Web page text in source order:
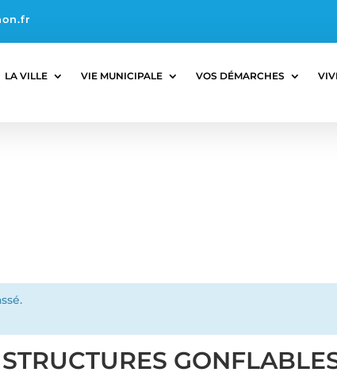
LA VILLE VIE MUNICIPALE VOS DÉMARCHES